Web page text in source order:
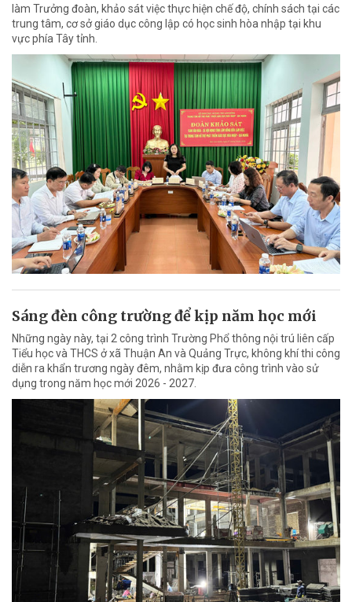
làm Trưởng đoàn, khảo sát việc thực hiện chế độ, chính sách tại các
trung tâm, cơ sở giáo dục công lập có học sinh hòa nhập tại khu
vực phía Tây tỉnh.
Sáng đèn công trường để kịp năm học mới
Những ngày này, tại 2 công trình Trường Phổ thông nội trú liên cấp
Tiểu học và THCS ở xã Thuận An và Quảng Trực, không khí thi công
diễn ra khẩn trương ngày đêm, nhằm kịp đưa công trình vào sử
dụng trong năm học mới 2026 - 2027.